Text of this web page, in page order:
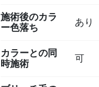
施術後のカラ
ー色落ち
あり
カラーとの同
時施術
可